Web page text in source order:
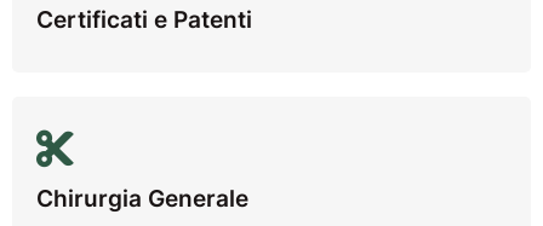
Certificati e Patenti
Chirurgia Generale